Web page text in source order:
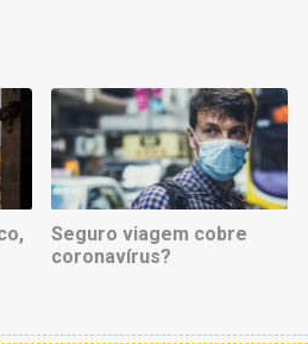
Seguro viagem cobre
coronavírus?